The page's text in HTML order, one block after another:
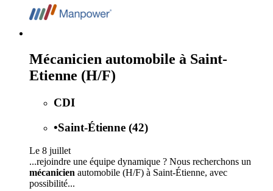
Mécanicien automobile à Saint-
Etienne (H/F)
CDI
•Saint-Étienne (42)
Le 8 juillet
...rejoindre une équipe dynamique ? Nous recherchons un
mécanicien automobile (H/F) à Saint-Étienne, avec
possibilité...